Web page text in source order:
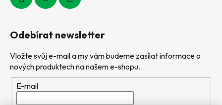
Odebírat newsletter
Vložte svůj e-mail a my vám budeme zasílat informace o
nových produktech na našem e-shopu.
E-mail